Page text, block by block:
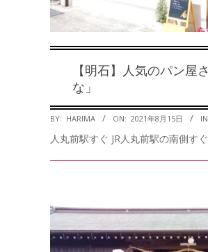
【明石】人気のパン屋
な」
2021-
08-
BY: HARIMA ON: 2021年8月15日
人丸前駅すぐ JR人丸前駅の南側す